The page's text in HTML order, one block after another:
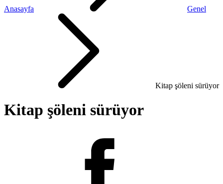
Anasayfa Genel
Kitap şöleni sürüyor
Kitap şöleni sürüyor